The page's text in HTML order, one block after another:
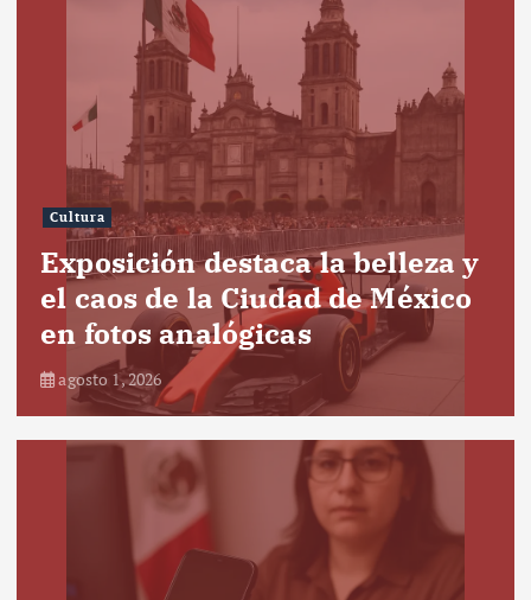
Cultura
Exposición destaca la belleza y
el caos de la Ciudad de México
en fotos analógicas
agosto 1, 2026